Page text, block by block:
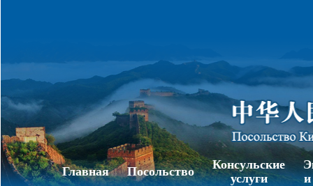
Главная Посольство
Консульские
услуги
и